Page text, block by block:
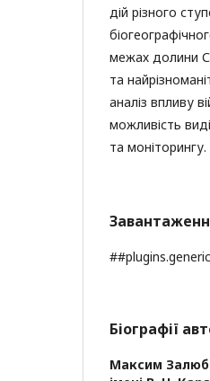
дій різного
межах долини
та
аналіз впливу
можливість
та моніторингу.
Біографії
Максим